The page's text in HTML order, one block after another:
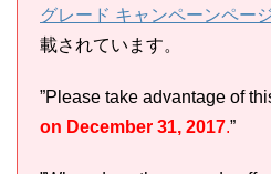
グレード キャンペーンページ
載されています。
”Please take advantage of
on December 31, 2017.”